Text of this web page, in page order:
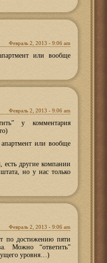
Февраль 2, 2013 - 9:06 am
или вообще
Февраль 2, 2013 - 9:06 am
у комментария
или вообще
другие компании
но у нас только
Февраль 2, 2013 - 9:06 am
по достижению пяти
Можно “ответить”
уровня…)